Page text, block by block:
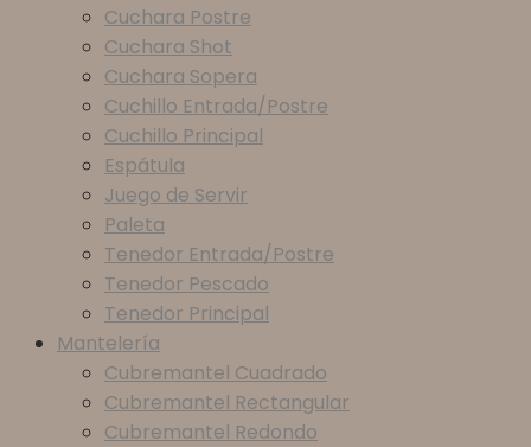
Cuchara Postre
Cuchara Shot
Cuchara Sopera
Cuchillo Entrada/Postre
Cuchillo Principal
Espátula
Juego de Servir
Paleta
Tenedor Entrada/Postre
Tenedor Pescado
Tenedor Principal
Mantelería
Cubremantel Cuadrado
Cubremantel Rectangular
Cubremantel Redondo